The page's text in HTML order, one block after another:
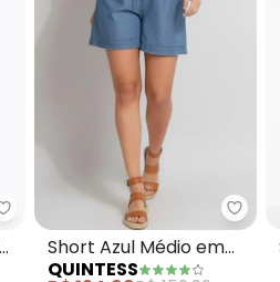
Quintess - Short Azul Escuro
Short Azul Médio em
Jeans
QUINTESS